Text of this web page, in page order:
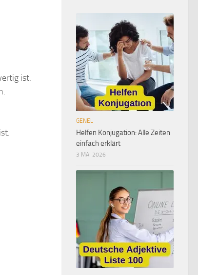
ist.
GENEL
Helfen Konjugation: Alle Zeiten
einfach erklärt
3 MAI 2026